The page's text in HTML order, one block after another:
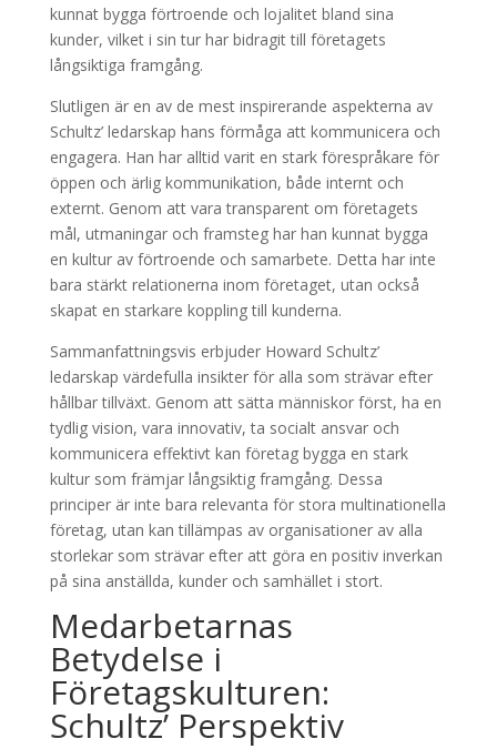
kunnat bygga förtroende och lojalitet bland sina
kunder, vilket i sin tur har bidragit till företagets
långsiktiga framgång.
Slutligen är en av de mest inspirerande aspekterna av
Schultz’ ledarskap hans förmåga att kommunicera och
engagera. Han har alltid varit en stark förespråkare för
öppen och ärlig kommunikation, både internt och
externt. Genom att vara transparent om företagets
mål, utmaningar och framsteg har han kunnat bygga
en kultur av förtroende och samarbete. Detta har inte
bara stärkt relationerna inom företaget, utan också
skapat en starkare koppling till kunderna.
Sammanfattningsvis erbjuder Howard Schultz’
ledarskap värdefulla insikter för alla som strävar efter
hållbar tillväxt. Genom att sätta människor först, ha en
tydlig vision, vara innovativ, ta socialt ansvar och
kommunicera effektivt kan företag bygga en stark
kultur som främjar långsiktig framgång. Dessa
principer är inte bara relevanta för stora multinationella
företag, utan kan tillämpas av organisationer av alla
storlekar som strävar efter att göra en positiv inverkan
på sina anställda, kunder och samhället i stort.
Medarbetarnas
Betydelse i
Företagskulturen:
Schultz’ Perspektiv